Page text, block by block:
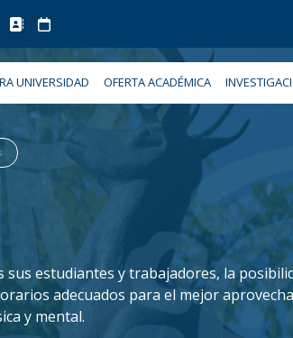
UNIVERSIDAD OFERTA ACADÉMICA
sus estudiantes y trabajadores, la
adecuados para el mejor
y mental.